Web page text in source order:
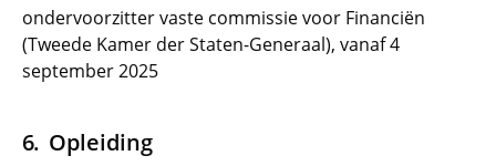
ondervoorzitter vaste commissie voor Financiën
(Tweede Kamer der Staten-Generaal), vanaf 4
september 2025
Opleiding